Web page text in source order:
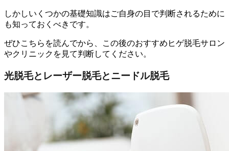
しかしいくつかの基礎知識はご自身の目で判断されるために
も知っておくべきです。
ぜひこちらを読んでから、この後のおすすめヒゲ脱毛サロン
やクリニックを見て判断してください。
光脱毛とレーザー脱毛とニードル脱毛